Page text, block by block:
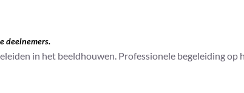
deelnemers.
in het beeldhouwen. Professionele begeleiding op